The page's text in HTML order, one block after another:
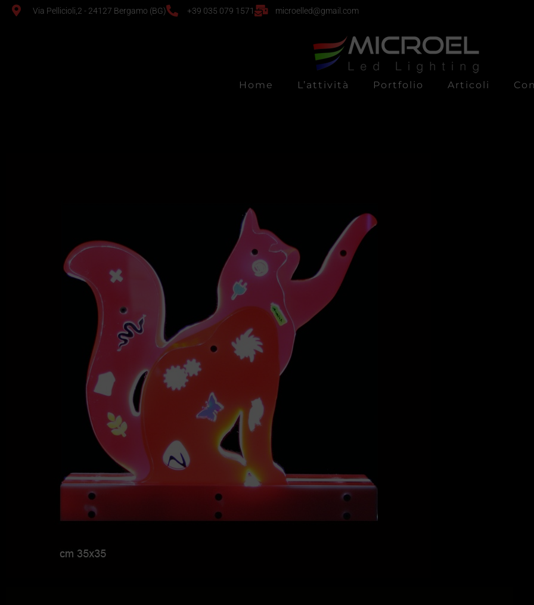
Via Pellicioli,2 - 24127 Bergamo (BG) +39 035 079 1571 microelled@gmail.com
Home L’attività Portfolio Articoli